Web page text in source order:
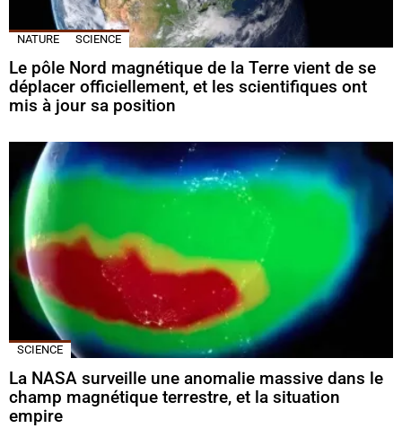
NATURE SCIENCE
Le pôle Nord magnétique de la Terre vient de se
déplacer officiellement, et les scientifiques ont
mis à jour sa position
SCIENCE
La NASA surveille une anomalie massive dans le
champ magnétique terrestre, et la situation
empire